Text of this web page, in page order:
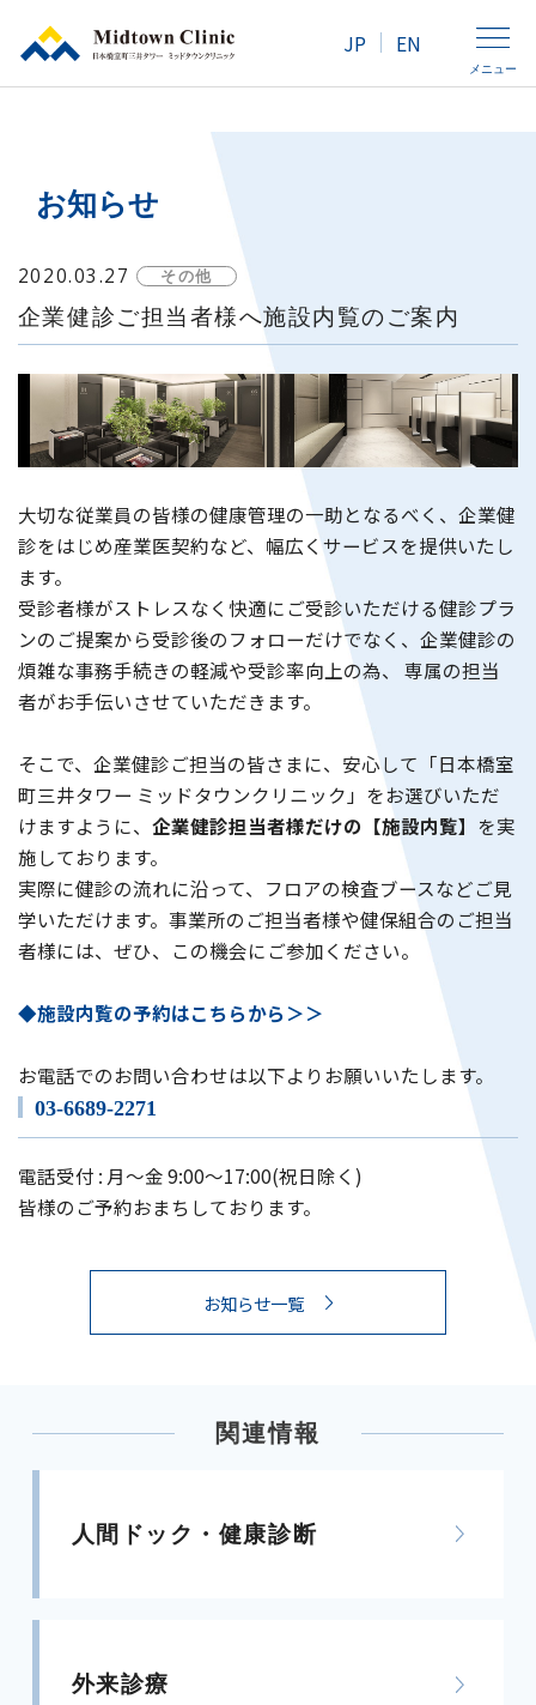
JP EN
メニュー
人間ドック・健康診断
外来診療
アクセス
女性の方へ
企業担当の方へ
よくあるご質問
お問い合わせ WEB予約
お知らせ
2020.03.27 その他
企業健診ご担当者様へ施設内覧のご案内
大切な従業員の皆様の健康管理の一助となるべく、企業健
診をはじめ産業医契約など、幅広くサービスを提供いたし
ます。
受診者様がストレスなく快適にご受診いただける健診プラ
ンのご提案から受診後のフォローだけでなく、企業健診の
煩雑な事務手続きの軽減や受診率向上の為、 専属の担当
者がお手伝いさせていただきます。
そこで、企業健診ご担当の皆さまに、安心して「日本橋室
町三井タワー ミッドタウンクリニック」をお選びいただ
けますように、 企業健診担当者様だけの【施設内覧】 を実
施しております。
実際に健診の流れに沿って、フロアの検査ブースなどご見
学いただけます。事業所のご担当者様や健保組合のご担当
者様には、ぜひ、この機会にご参加ください。
◆施設内覧の予約はこちらから＞＞
お電話でのお問い合わせは以下よりお願いいたします。
03-6689-2271
電話受付 : 月～金 9:00～17:00(祝日除く)
皆様のご予約おまちしております。
お知らせ一覧
関連情報
人間ドック・健康診断
外来診療